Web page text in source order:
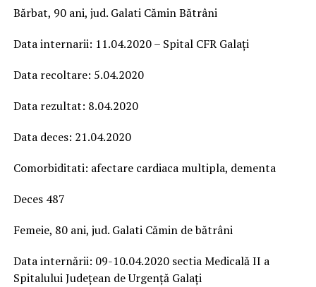
Bărbat, 90 ani, jud. Galati Cămin Bătrâni
Data internarii: 11.04.2020 – Spital CFR Galați
Data recoltare: 5.04.2020
Data rezultat: 8.04.2020
Data deces: 21.04.2020
Comorbiditati: afectare cardiaca multipla, dementa
Deces 487
Femeie, 80 ani, jud. Galati Cămin de bătrâni
Data internării: 09-10.04.2020 sectia Medicală II a
Spitalului Județean de Urgență Galați